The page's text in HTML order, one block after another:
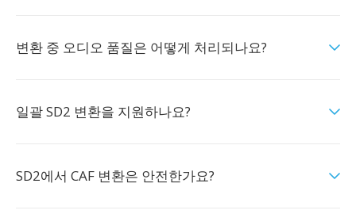
변환 중 오디오 품질은 어떻게 처리되나요?
일괄 SD2 변환을 지원하나요?
SD2에서 CAF 변환은 안전한가요?